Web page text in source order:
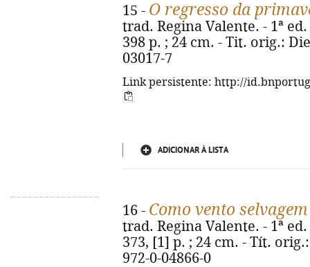
15 - O regresso da
trad. Regina Valente. - 1ª
398 p. ; 24 cm. - Tit. orig.:
03017-7
Link persistente: http://
ADICIONAR À LISTA
16 - Como vento selvagem
trad. Regina Valente. - 1ª
373, [1] p. ; 24 cm. - Tít.
972-0-04866-0